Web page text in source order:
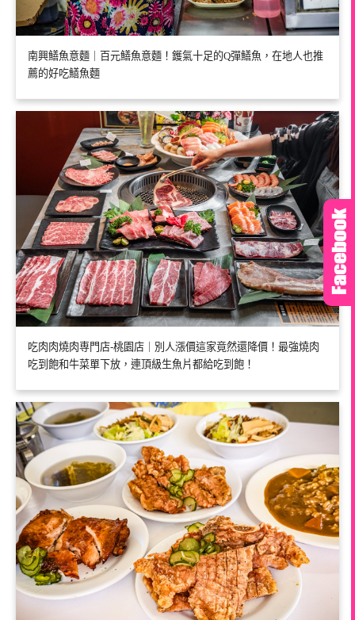
南興鱔魚意麵｜百元鱔魚意麵！鑊氣十足的Q彈鱔魚，在地人也推
薦的好吃鱔魚麵
吃肉肉燒肉専門店-桃園店｜別人漲價這家竟然還降價！最強燒肉
吃到飽和牛菜單下放，連頂級生魚片都給吃到飽！